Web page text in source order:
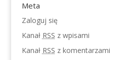
Meta
Zaloguj się
Kanał RSS z wpisami
Kanał RSS z komentarzami